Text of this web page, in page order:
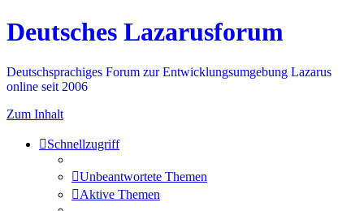
Deutsches Lazarusforum
Deutschsprachiges Forum zur Entwicklungsumgebung Lazarus
online seit 2006
Zum Inhalt
Schnellzugriff
Unbeantwortete Themen
Aktive Themen